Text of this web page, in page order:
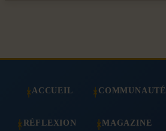
ACCUEIL COMMUNAUTÉ
RÉFLEXION MAGAZINE